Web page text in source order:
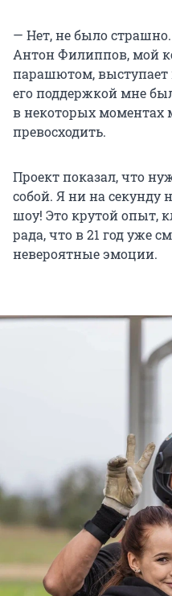
— Нет, не было
Антон Филиппов, мой
парашютом, выступает
его поддержкой мне
в некоторых
превосходить.
Проект показал, что
собой. Я ни на секунду
шоу! Это крутой опыт,
рада, что в 21 год уже
невероятные эмоции.